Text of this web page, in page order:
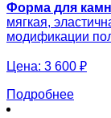
Форма для
мягкая,
модификации
Цена: 3 600 ₽
Подробнее